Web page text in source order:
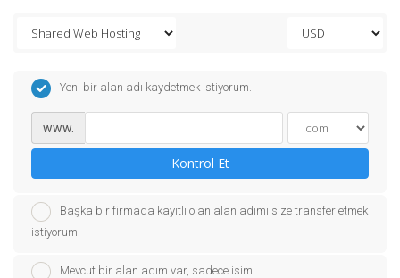
Yeni bir alan adı kaydetmek istiyorum.
www.
Kontrol Et
Başka bir firmada kayıtlı olan alan adımı size transfer etmek
istiyorum.
Mevcut bir alan adım var, sadece isim